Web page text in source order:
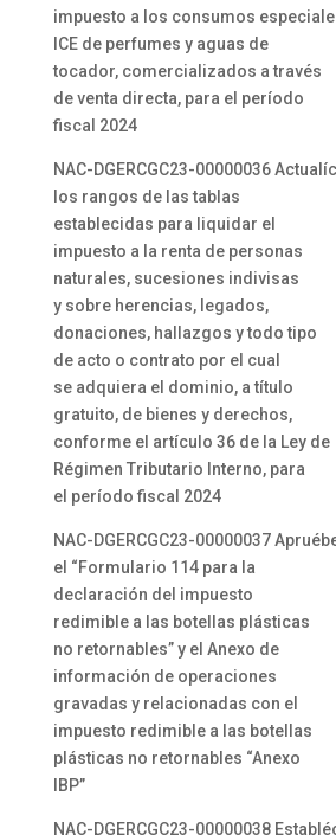
impuesto a los consumos
ICE de perfumes y aguas de
tocador, comercializados a través
de venta directa, para el período
fiscal 2024
NAC-DGERCGC23-00000036
los rangos de las tablas
establecidas para liquidar el
impuesto a la renta de personas
naturales, sucesiones indivisas
y sobre herencias, legados,
donaciones, hallazgos y todo tipo
de acto o contrato por el cual
se adquiera el dominio, a título
gratuito, de bienes y derechos,
conforme el artículo 36 de la Ley de
Régimen Tributario Interno, para
el período fiscal 2024
NAC-DGERCGC23-00000037
el “Formulario 114 para la
declaración del impuesto
redimible a las botellas plásticas
no retornables” y el Anexo de
información de operaciones
gravadas y relacionadas con el
impuesto redimible a las botellas
plásticas no retornables “Anexo
IBP”
NAC-DGERCGC23-00000038